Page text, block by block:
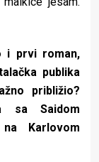
i prvi roman,
publika
približio?
sa Saidom
Karlovom